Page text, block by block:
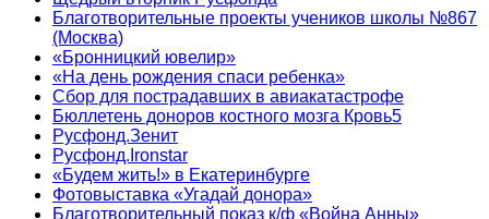
Благотворительные проекты учеников школы №867
(Москва)
«Бронницкий ювелир»
«На день рождения спаси ребенка»
Сбор для пострадавших в авиакатастрофе
Бюллетень доноров костного мозга Кровь5
Русфонд.Зенит
Русфонд.Ironstar
«Будем жить!» в Екатеринбурге
Фотовыставка «Угадай донора»
Благотворительный показ к/ф «Война Анны»